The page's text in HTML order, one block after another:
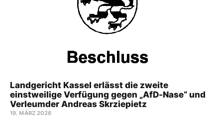
Landgericht Kassel erlässt die zweite
einstweilige Verfügung gegen „AfD-Nase“ und
Verleumder Andreas Skrziepietz
19. MÄRZ 2026